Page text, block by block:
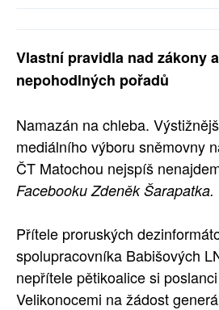
AUTOŘI
PŘÍSPĚVKY NA PROVOZ
SOCIÁLNÍ SÍTĚ
RUBRIKY
PLNÁ VERZE STRÁNEK
Vlastní pravidla nad zákony
nepohodlných pořadů
Namazán na chleba.
mediálního výboru sněmovny
ČT Matochou nejspíš
Facebooku Zdeněk Šarapatka.
Přítele proruských
spolupracovníka Babišových
nepřítele pětikoalice si
Velikonocemi na žádost